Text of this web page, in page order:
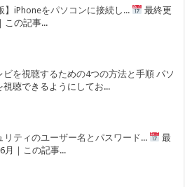
】iPhoneをパソコンに接続し...
最終更
この記事...
ビを視聴するための4つの方法と手順 パソ
視聴できるようにしてお...
リティのユーザー名とパスワード...
最
月｜この記事...